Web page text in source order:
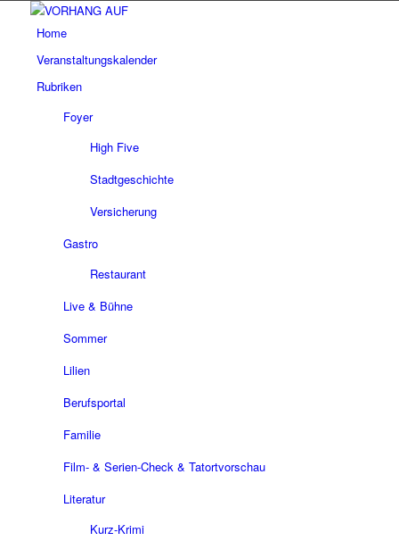
Home
Veranstaltungskalender
Rubriken
Foyer
High Five
Stadtgeschichte
Versicherung
Gastro
Restaurant
Live & Bühne
Sommer
Lilien
Berufsportal
Familie
Film- & Serien-Check & Tatortvorschau
Literatur
Kurz-Krimi